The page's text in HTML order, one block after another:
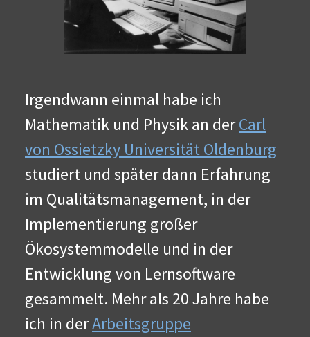
Irgendwann einmal habe ich
Mathematik und Physik an derCarl
von Ossietzky Universität Oldenburg
studiert und später dann Erfahrung
im Qualitätsmanagement, in der
Implementierung großer
Ökosystemmodelle und in der
Entwicklung von Lernsoftware
gesammelt. Mehr als 20 Jahre habe
ich in derArbeitsgruppe